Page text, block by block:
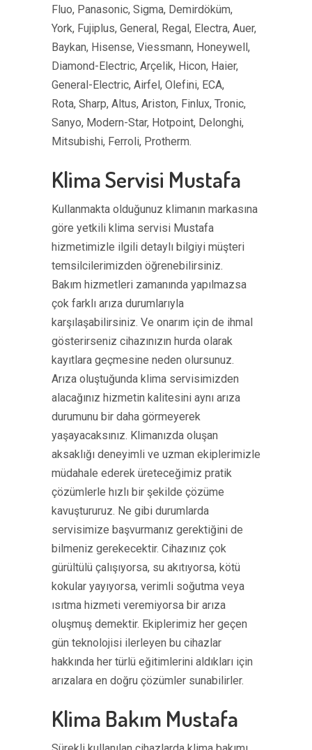
Fluo, Panasonic, Sigma, Demirdöküm,
York, Fujiplus, General, Regal, Electra, Auer,
Baykan, Hisense, Viessmann, Honeywell,
Diamond-Electric, Arçelik, Hicon, Haier,
General-Electric, Airfel, Olefini, ECA,
Rota, Sharp, Altus, Ariston, Finlux, Tronic,
Sanyo, Modern-Star, Hotpoint, Delonghi,
Mitsubishi, Ferroli, Protherm.
Klima Servisi Mustafa
Kullanmakta olduğunuz klimanın markasına
göre yetkili klima servisi Mustafa
hizmetimizle ilgili detaylı bilgiyi müşteri
temsilcilerimizden öğrenebilirsiniz.
Bakım hizmetleri zamanında yapılmazsa
çok farklı arıza durumlarıyla
karşılaşabilirsiniz. Ve onarım için de ihmal
gösterirseniz cihazınızın hurda olarak
kayıtlara geçmesine neden olursunuz.
Arıza oluştuğunda klima servisimizden
alacağınız hizmetin kalitesini aynı arıza
durumunu bir daha görmeyerek
yaşayacaksınız. Klimanızda oluşan
aksaklığı deneyimli ve uzman ekiplerimizle
müdahale ederek üreteceğimiz pratik
çözümlerle hızlı bir şekilde çözüme
kavuştururuz. Ne gibi durumlarda
servisimize başvurmanız gerektiğini de
bilmeniz gerekecektir. Cihazınız çok
gürültülü çalışıyorsa, su akıtıyorsa, kötü
kokular yayıyorsa, verimli soğutma veya
ısıtma hizmeti veremiyorsa bir arıza
oluşmuş demektir. Ekiplerimiz her geçen
gün teknolojisi ilerleyen bu cihazlar
hakkında her türlü eğitimlerini aldıkları için
arızalara en doğru çözümler sunabilirler.
Klima Bakım Mustafa